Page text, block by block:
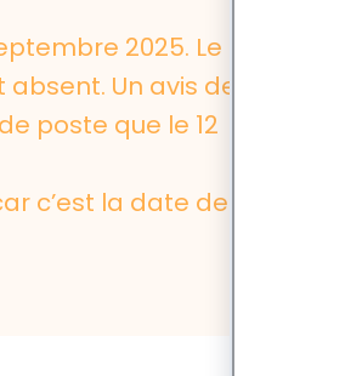
2025. Le
Un avis de
poste que le 12
c’est la date de